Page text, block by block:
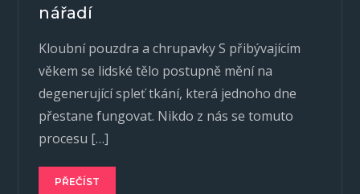
nářadí
Kloubní pouzdra a chrupavky S přibývajícím
věkem se lidské tělo postupně mění na
degenerující spleť tkání, která jednoho dne
přestane fungovat. Nikdo z nás se tomuto
procesu […]
PŘEČÍST